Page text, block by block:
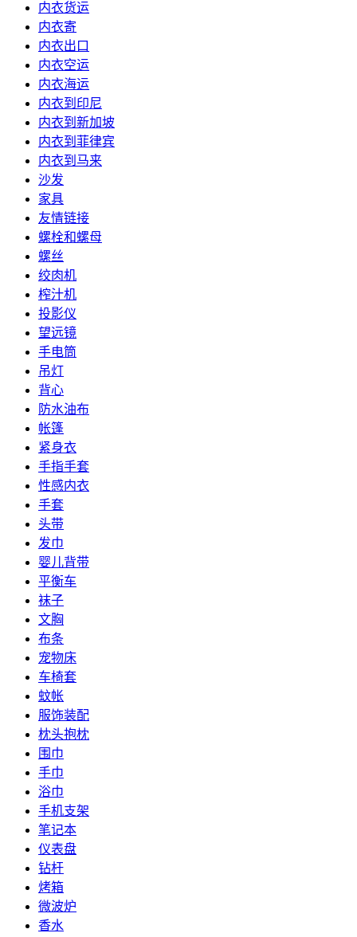
内衣货运
内衣寄
内衣出口
内衣空运
内衣海运
内衣到印尼
内衣到新加坡
内衣到菲律宾
内衣到马来
沙发
家具
友情链接
螺栓和螺母
螺丝
绞肉机
榨汁机
投影仪
望远镜
手电筒
吊灯
背心
防水油布
帐篷
紧身衣
手指手套
性感内衣
手套
头带
发巾
婴儿背带
平衡车
袜子
文胸
布条
宠物床
车椅套
蚊帐
服饰装配
枕头抱枕
围巾
手巾
浴巾
手机支架
笔记本
仪表盘
钻杆
烤箱
微波炉
香水